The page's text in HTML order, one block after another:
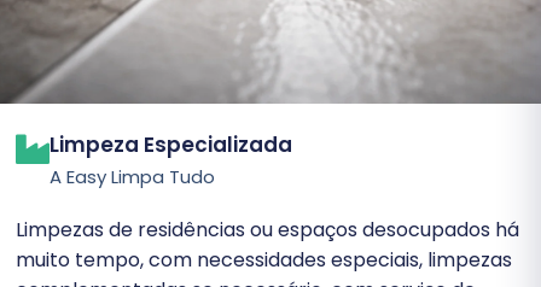
Limpeza Especializada
A Easy Limpa Tudo
Limpezas de residências ou espaços desocupados há
muito tempo, com necessidades especiais, limpezas